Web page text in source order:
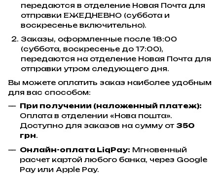
передаются в отделение Новая Почта для
отправки ЕЖЕДНЕВНО (суббота и
воскресенье включительно).
Заказы, оформленные после 18:00
(суббота, воскресенье до 17:00),
передаются на отделение Новая Почта для
отправки утром следующего дня.
Вы можете оплатить заказ наиболее удобным
для вас способом:
При получении (наложенный платеж):
Оплата в отделении «Нова пошта».
Доступно для заказов на сумму от 350
грн.
Онлайн-оплата LiqPay: Мгновенный
расчет картой любого банка, через Google
Pay или Apple Pay.